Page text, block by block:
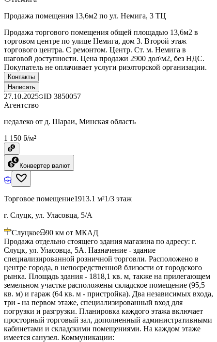
Продажа помещения 13,6м2 по ул. Немига, 3 ТЦ
Продажа торгового помещения общей площадью 13,6м2 в
торговом центре по улице Немига, дом 3. Второй этаж
торгового центра. С ремонтом. Центр. Ст. м. Немига в
шаговой доступности. Цена продажи 2900 дол\м2, без НДС.
Покупатель не оплачивает услуги риэлторской организации.
Контакты
Написать
27.10.2025 ID 3850057
Агентство
недалеко от д. Шараи, Минская область
1 150 ƃ/м²
Конвертер валют
Торговое помещение1913.1 м²1/3 этаж
г. Слуцк, ул. Уласовца, 5/А
Слуцкое 90 км от МКАД
Продажа отдельно стоящего здания магазина по адресу: г.
Слуцк, ул. Уласовца, 5А. Назначение - здание
специализированной розничной торговли. Расположено в
центре города, в непосредственной близости от городского
рынка. Площадь здания - 1818,1 кв. м, также на прилегающем
земельном участке расположены складское помещение (95,5
кв. м) и гараж (64 кв. м - пристройка). Два независимых входа,
три - на первом этаже, специализированный вход для
погрузки и разгрузки. Планировка каждого этажа включает
просторный торговый зал, дополненный административными
кабинетами и складскими помещениями. На каждом этаже
имеется санузел. Коммуникации: